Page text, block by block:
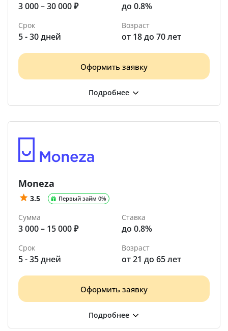
3 000 – 30 000 ₽ до 0.8%
Срок
5 - 30 дней
Возраст
от 18 до 70 лет
Оформить заявку
Moneza
3.5 Первый займ 0%
Сумма
3 000 – 15 000 ₽
Ставка
до 0.8%
Срок
5 - 35 дней
Возраст
от 21 до 65 лет
Оформить заявку